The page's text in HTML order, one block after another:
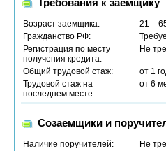
Требования к заемщику
Возраст заемщика:
21 –
Гражданство РФ:
Регистрация по месту
получения кредита:
Не
Общий трудовой стаж:
от 1
Трудовой стаж на
последнем месте:
от 6
Созаемщики и
Наличие поручителей:
Не